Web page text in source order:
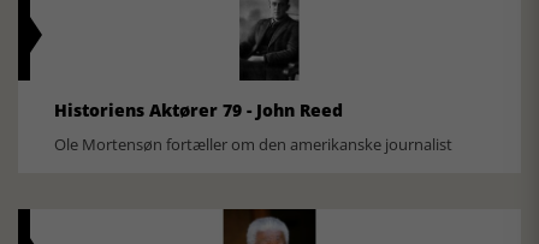
Historiens Aktører 79 - John Reed
Ole Mortensøn fortæller om den amerikanske journalist